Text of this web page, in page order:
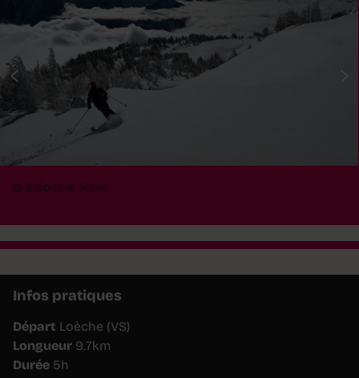
© Stéphane Maire
Infos pratiques
Départ Loèche (VS)
Longueur 9.7km
Durée 5h